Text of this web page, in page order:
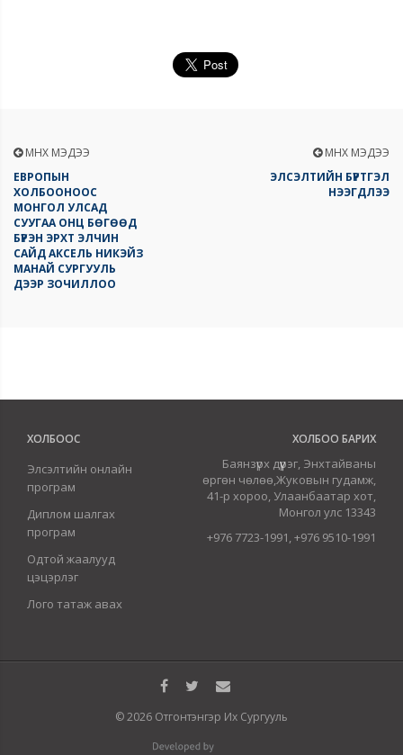
ӨМНӨХ МЭДЭЭ
ЕВРОПЫН
ХОЛБООНООС
МОНГОЛ УЛСАД
СУУГАА ОНЦ БӨГӨӨД
БҮРЭН ЭРХТ ЭЛЧИН
САЙД АКСЕЛЬ НИКЭЙЗ
МАНАЙ СУРГУУЛЬ
ДЭЭР ЗОЧИЛЛОО
ӨМНӨХ МЭДЭЭ
ЭЛСЭЛТИЙН БҮРТГЭЛ
НЭЭГДЛЭЭ
ХОЛБООС
Элсэлтийн онлайн
програм
Диплом шалгах
програм
Одтой жаалууд
цэцэрлэг
Лого татаж авах
ХОЛБОО БАРИХ
Баянзүрх дүүрэг, Энхтайваны
өргөн чөлөө,Жуковын гудамж,
41-р хороо, Улаанбаатар хот,
Монгол улс 13343
+976 7723-1991, +976 9510-1991
© 2026 Отгонтэнгэр Их Сургууль